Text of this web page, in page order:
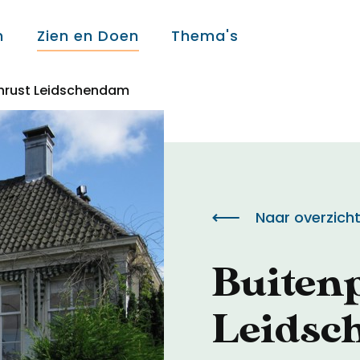
Zien en Doen Thema's
Over ons
Over ons
Colofon
Contact
Onderwijs
Leidschendam
Naar overzicht